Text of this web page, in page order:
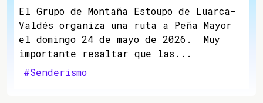
El Grupo de Montaña Estoupo de Luarca-
Valdés organiza una ruta a Peña Mayor
el domingo 24 de mayo de 2026. Muy
importante resaltar que las...
#Senderismo